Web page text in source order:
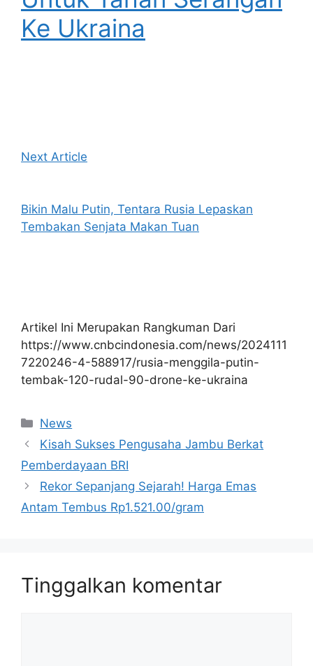
Ke Ukraina
Next Article
Bikin Malu Putin, Tentara Rusia Lepaskan
Tembakan Senjata Makan Tuan
Artikel Ini Merupakan Rangkuman Dari
https://www.cnbcindonesia.com/news/2024111
7220246-4-588917/rusia-menggila-putin-
tembak-120-rudal-90-drone-ke-ukraina
Kategori
News
Kisah Sukses Pengusaha Jambu Berkat
Pemberdayaan BRI
Rekor Sepanjang Sejarah! Harga Emas
Antam Tembus Rp1.521.00/gram
Tinggalkan komentar